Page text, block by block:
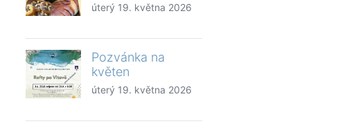
úterý 19. května 2026
Pozvánka na
květen
úterý 19. května 2026